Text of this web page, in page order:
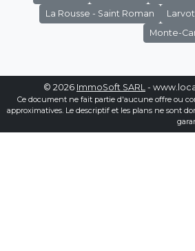
La Rousse - Saint Roman
Monte-
© 2026 ImmoSoft SARL -
Ce document ne fait partie d'aucune offre ou
approximatives. Le descriptif et les plans ne sont